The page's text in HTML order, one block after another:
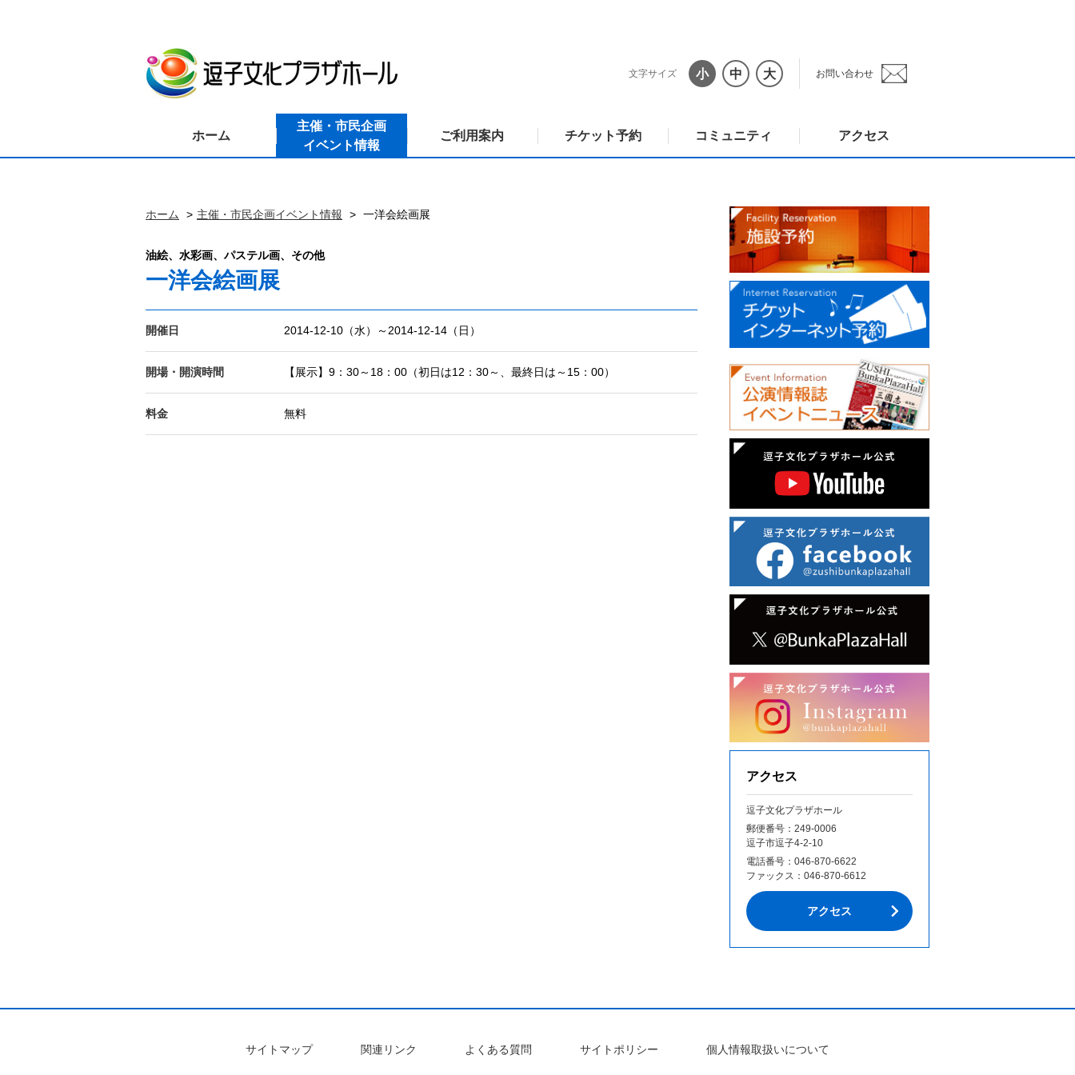
文字サイズ 小 中 大 お問い合わせ
ホーム
主催・市民企画
イベント情報
ご利用案内 チケット予約 コミュニティ アクセス
ホーム 主催・市民企画イベント情報 一洋会絵画展
油絵、水彩画、パステル画、その他
一洋会絵画展
開催日 2014-12-10（水）～2014-12-14（日）
開場・開演時間 【展示】9：30～18：00（初日は12：30～、最終日は～15：00）
料金 無料
アクセス
逗子文化プラザホール
郵便番号：249‐0006
逗子市逗子4-2-10
電話番号： 046-870-6622
ファックス： 046-870-6612
アクセス
サイトマップ 関連リンク よくある質問 サイトポリシー 個人情報取扱いについて